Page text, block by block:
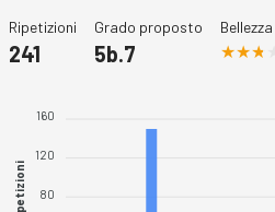
Ripetizioni
241
Grado proposto
5b.7
Bellezza
160
120
80
Ripetizioni